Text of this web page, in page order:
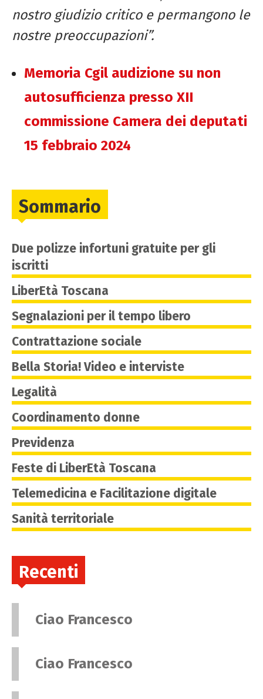
nostro giudizio critico e permangono le
nostre preoccupazioni”.
Memoria Cgil audizione su non
autosufficienza presso XII
commissione Camera dei deputati
15 febbraio 2024
Sommario
Due polizze infortuni gratuite per gli
iscritti
LiberEtà Toscana
Segnalazioni per il tempo libero
Contrattazione sociale
Bella Storia! Video e interviste
Legalità
Coordinamento donne
Previdenza
Feste di LiberEtà Toscana
Telemedicina e Facilitazione digitale
Sanità territoriale
Recenti
Ciao Francesco
Ciao Francesco